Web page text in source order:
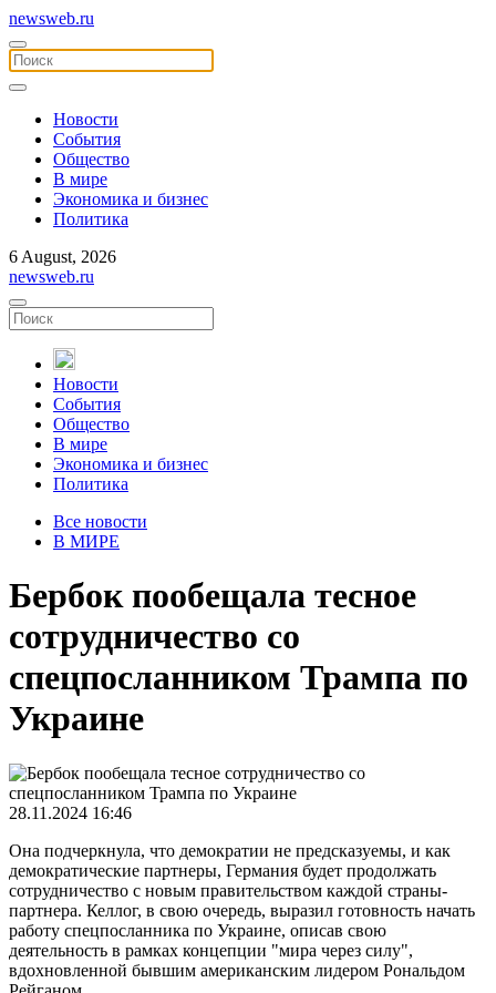
newsweb.ru
Новости
События
Общество
В мире
Экономика и бизнес
Политика
6 August, 2026
newsweb.ru
Новости
События
Общество
В мире
Экономика и бизнес
Политика
Все новости
В МИРЕ
Бербок пообещала тесное
сотрудничество со
спецпосланником Трампа по
Украине
28.11.2024 16:46
Она подчеркнула, что демократии не предсказуемы, и как
демократические партнеры, Германия будет продолжать
сотрудничество с новым правительством каждой страны-
партнера. Келлог, в свою очередь, выразил готовность начать
работу спецпосланника по Украине, описав свою
деятельность в рамках концепции "мира через силу",
вдохновленной бывшим американским лидером Рональдом